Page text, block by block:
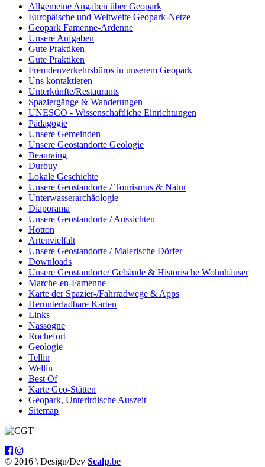
Allgemeine Angaben über Geopark
Europäische und Weltweite Geopark-Netze
Geopark Famenne-Ardenne
Unsere Aufgaben
Gute Praktiken
Gute Praktiken
Fremdenverkehrsbüros in unserem Geopark
Uns kontaktieren
Unterkünfte/Restaurants
Spaziergänge & Wanderungen
UNESCO - Wissenschaftliche Einrichtungen
Pädagogie
Unsere Gemeinden
Unsere Geostandorte Geologie
Beauraing
Durbuy
Lokale Geschichte
Unsere Geostandorte / Tourismus & Natur
Unterwasserarchäologie
Diaporama
Unsere Geostandorte / Aussichten
Hotton
Artenvielfalt
Unsere Geostandorte / Malerische Dörfer
Downloads
Unsere Geostandorte/ Gebäude & Historische Wohnhäuser
Marche-en-Famenne
Karte der Spazier-/Fahrradwege & Apps
Herunterladbare Karten
Links
Nassogne
Rochefort
Geologie
Tellin
Wellin
Best Of
Karte Geo-Stätten
Geopark, Unterirdische Auszeit
Sitemap
© 2016 \ Design/Dev Scalp.be